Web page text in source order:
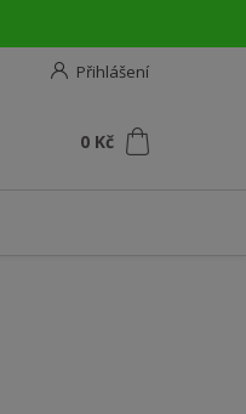
Přihlášení
0 Kč